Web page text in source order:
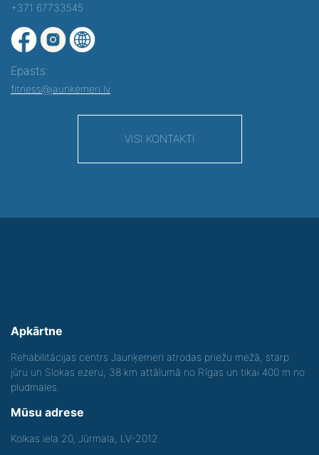
+371 67733545
Epasts:
fitness@jaunkemeri.lv
VISI KONTAKTI
Apkārtne
Rehabilitācijas centrs Jaunķemeri atrodas priežu mežā, starp
jūru un Slokas ezeru, 38 km attālumā no Rīgas un tikai 400 m no
pludmales.
Mūsu adrese
Kolkas iela 20, Jūrmala, LV-2012